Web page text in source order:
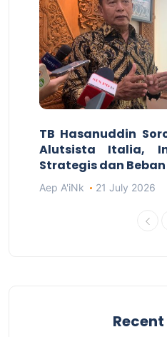
TB Hasanuddin
Alutsista Italia,
Strategis dan
Aep A'iNk 21 July 2026